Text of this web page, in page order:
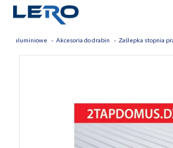
aluminiowe Akcesoria do drabin Zaślepka stopnia